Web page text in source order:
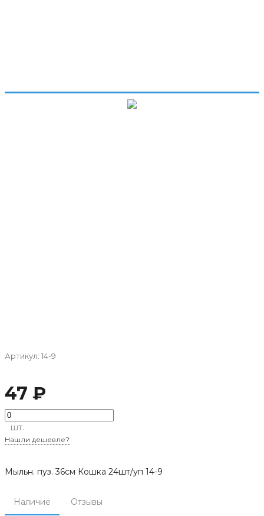
Артикул: 14-9
47 ₽
шт.
Нашли дешевле?
Мыльн. пуз. 36см Кошка 24шт/уп 14-9
Наличие Отзывы